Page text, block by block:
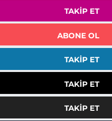
TAKIP ET
ABONE OL
TAKIP ET
TAKIP ET
TAKIP ET